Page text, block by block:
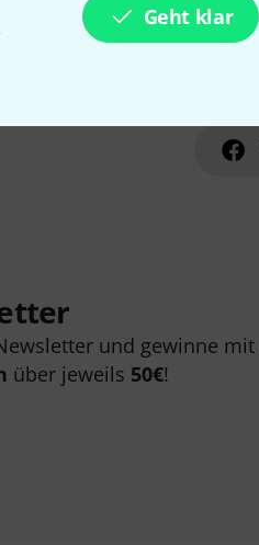
Geht klar
und gewinne mit
über jeweils 50€!